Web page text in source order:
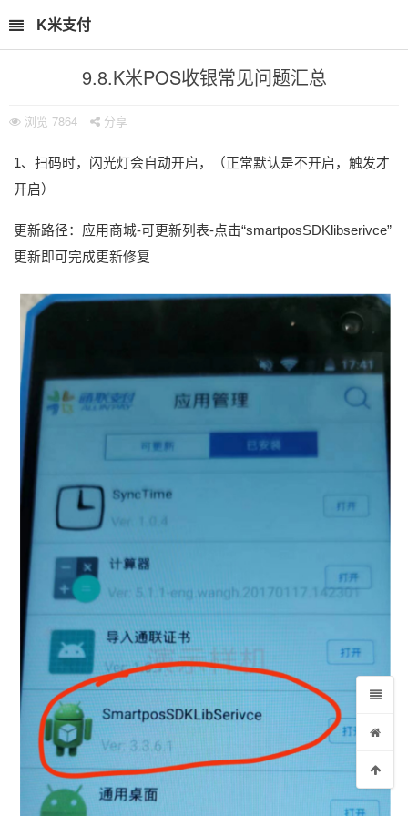
K米支付
9.8.K米POS收银常见问题汇总
浏览 7864 分享
1、扫码时，闪光灯会自动开启，（正常默认是不开启，触发才
开启）
更新路径：应用商城-可更新列表-点击“smartposSDKlibserivce”
更新即可完成更新修复